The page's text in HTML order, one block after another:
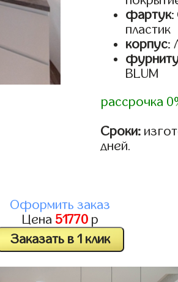
фартук:
пластик
корпус:
BLUM
рассрочка
Сроки:
дней.
Оформить заказ
Цена 51770 р
Заказать в 1 клик